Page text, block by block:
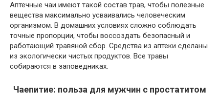
Аптечные чаи имеют такой состав трав, чтобы полезные
вещества максимально усваивались человеческим
организмом. В домашних условиях сложно соблюдать
точные пропорции, чтобы воссоздать безопасный и
работающий травяной сбор. Средства из аптеки сделаны
из экологически чистых продуктов. Все травы
собираются в заповедниках.
Чаепитие: польза для мужчин с простатитом